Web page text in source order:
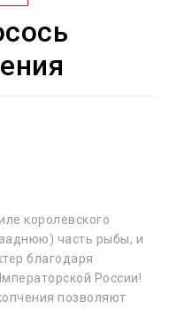
королевского
часть рыбы, и
благодаря
России!
позволяют